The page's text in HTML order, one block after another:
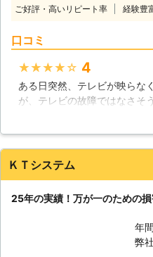
す
る
に
ま
す
置
ナ
ラ
面
を
の
で
ご好評・高いリピート率 経験豊
口コミ
★★★★★ 4
ある日突然、テレビが映らな
が、テレビの故障ではなさそ
悪いのかなとアンテナを調
つけてくれて助かりました。
います。なにより、スタッフ
ＫＴシステム
25年の実績！万が一のための損
年
弊